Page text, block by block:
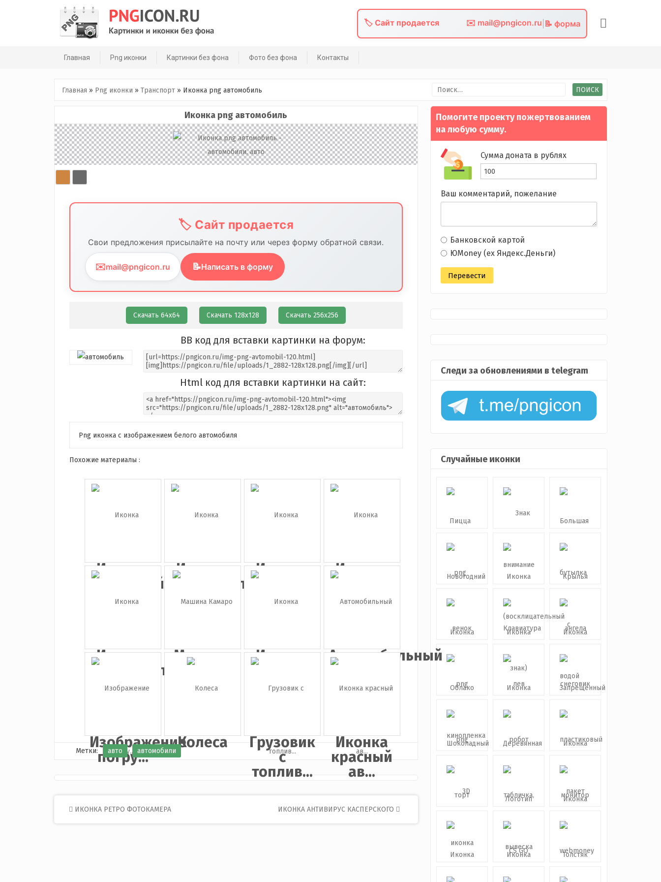
🏷️ Сайт продается ✉️ mail@pngicon.ru 📝 форма
Главная Png иконки Картинки без фона Фото без фона Контакты
Главная » Png иконки » Транспорт» Иконка png автомобиль Найти:
Иконка png автомобиль
🏷️ Сайт продается
Свои предложения присылайте на почту или через форму обратной связи.
✉️mail@pngicon.ru 📝Написать в форму
Скачать 64х64 Скачать 128х128 Скачать 256х256
BB код для вставки картинки на форум:
Html код для вставки картинки на сайт:
Png иконка с изображением белого автомобиля
Похожие материалы :
Иконка
школьный
а...
Иконка
автомобиль
Иконка
грузовик
Иконка
эвакуатор
Иконка
автомобиль
Машина
Камаро
Иконка
грузовик
Автомобильный
Изображение
погру...
Колеса
Грузовик
с
топлив...
Иконка
красный
ав...
Метки: авто автомобили
Post
navigation
ИКОНКА РЕТРО ФОТОКАМЕРА ИКОНКА АНТИВИРУС КАСПЕРСКОГО
Помогите проекту пожертвованием
на любую сумму.
Сумма доната в рублях
Ваш комментарий, пожелание
Банковской картой
ЮMoney (ex Яндекс.Деньги)
Следи за обновлениями в telegram
Случайные иконки